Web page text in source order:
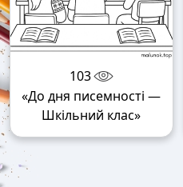
103
«До дня писемності —
Шкільний клас»